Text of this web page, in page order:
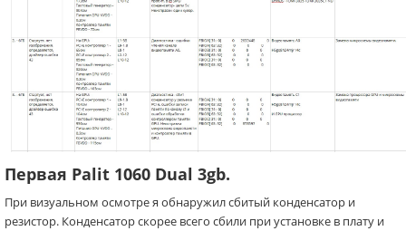
Первая Palit 1060 Dual 3gb.
При визуальном осмотре я обнаружил сбитый конденсатор и
резистор. Конденсатор скорее всего сбили при установке в плату и